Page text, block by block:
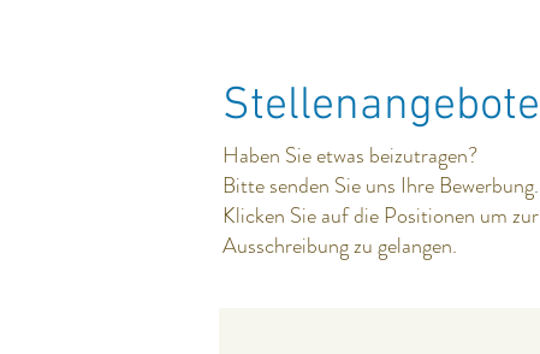
Stellenangebote
Haben Sie etwas beizutragen?
Bitte senden Sie uns Ihre Bewerbung.
Klicken Sie auf die Positionen um zur
Ausschreibung zu gelangen.